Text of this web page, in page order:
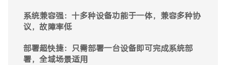
系统兼容强：十多种设备功能于一体，兼容多种协
议，故障率低
部署超快捷：只需部署一台设备即可完成系统部
署，全域场景适用
部署难度低：无需服务器，本地化快速部署，部署
效率提高300%
系统稳定高：兼容常规会议设备及通信协议，系统
运行稳定可靠
系统兼容强：兼容常规会议设备及通信协议，系统
兼容性强
功能丰富性：集会议、中控、录播等功能于一体，
满足各种场景需求